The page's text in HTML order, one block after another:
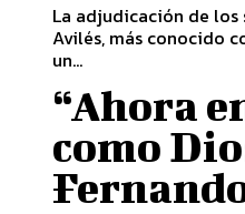
La adjudicación de
Avilés, más conocido
un...
“Ahora
como